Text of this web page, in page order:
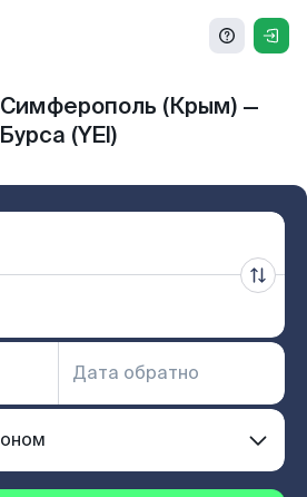
(Крым) —
Бурса (YEI)